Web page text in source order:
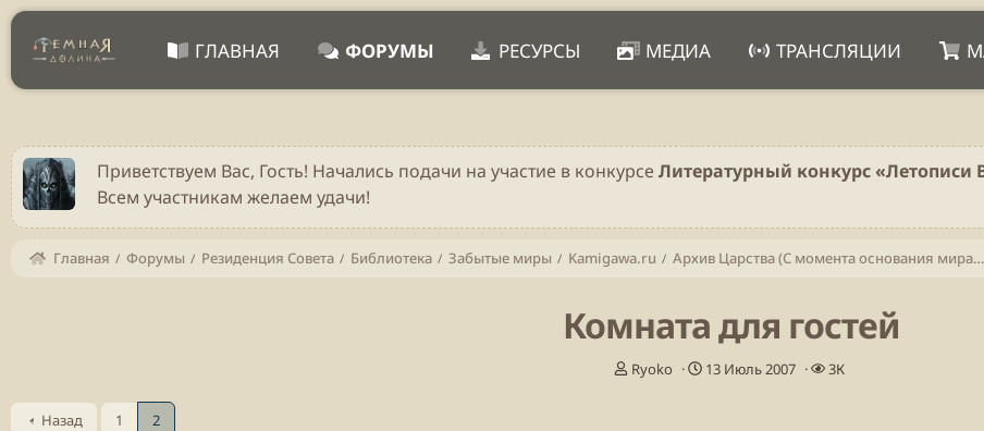
ГЛАВНАЯ ФОРУМЫ РЕСУРСЫ МЕДИА ТРАНСЛЯЦИИ
Приветствуем Вас, Гость! Начались подачи на участие в конкурсе Литературный конкурс «Летописи
Всем участникам желаем удачи!
Главная Форумы Резиденция Совета Библиотека Забытые миры Kamigawa.ru Архив Царства (С момента основания мира и по сей день)
Комната для гостей
А
Ryoko
Д13 Июль 2007
П
3К
Назад 1 2